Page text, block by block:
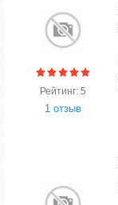
Рейтинг: 5
1 отзыв